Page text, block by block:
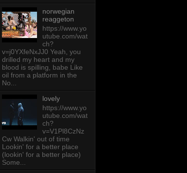
norwegian
reaggeton
https://www.yo
utube.com/wat
ch?
v=j0YXfeNxJJ0 Yeah, you
drilled my heart and my
blood is spilling, babe Like
oil from a platform in the
No...
lovely
https://www.yo
utube.com/wat
ch?
v=V1Pl8CzNz
Cw Walkin' out of time
Lookin' for a better place
(lookin' for a better place)
Some...